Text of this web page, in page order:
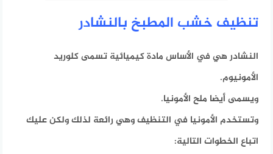
تنظيف خشب المطبخ بالنشادر
النشادر هي في الأساس مادة كيميائية تسمى كلوريد
الأمونيوم.
ويسمى أيضا ملح الأمونيا.
وتستخدم الأمونيا في التنظيف وهي رائعة لذلك ولكن عليك
اتباع الخطوات التالية: